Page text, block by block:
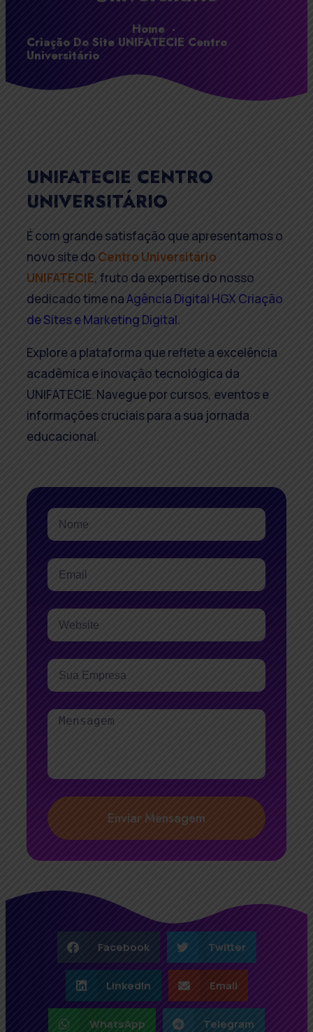
Home -
Criação Do Site UNIFATECIE Centro
Universitário
UNIFATECIE CENTRO
UNIVERSITÁRIO
É com grande satisfação que apresentamos o
novo site do Centro Universitário
UNIFATECIE, fruto da expertise do nosso
dedicado time naAgência Digital HGX Criação
de Sites e Marketing Digital.
Explore a plataforma que reflete a excelência
acadêmica e inovação tecnológica da
UNIFATECIE. Navegue por cursos, eventos e
informações cruciais para a sua jornada
educacional.
Enviar Mensagem
Facebook Twitter
LinkedIn Email
WhatsApp Telegram